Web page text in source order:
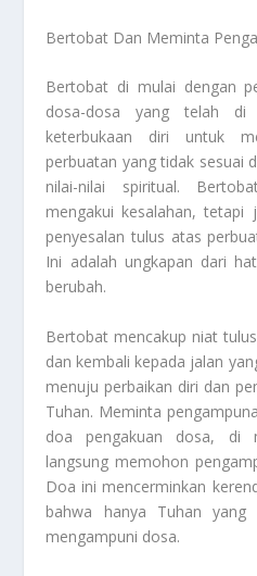
Bertobat Dan Meminta
Bertobat di mulai dengan
dosa-dosa yang telah di
keterbukaan diri untuk
perbuatan yang tidak sesuai
nilai-nilai spiritual.
mengakui kesalahan, tetapi
penyesalan tulus atas
Ini adalah ungkapan dari
berubah.
Bertobat mencakup niat
dan kembali kepada jalan
menuju perbaikan diri dan
Tuhan. Meminta
doa pengakuan dosa, di
langsung memohon
Doa ini mencerminkan
bahwa hanya Tuhan yang
mengampuni dosa.